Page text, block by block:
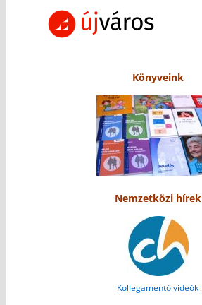
Könyveink
Nemzetközi hírek
Kollegamentó videók